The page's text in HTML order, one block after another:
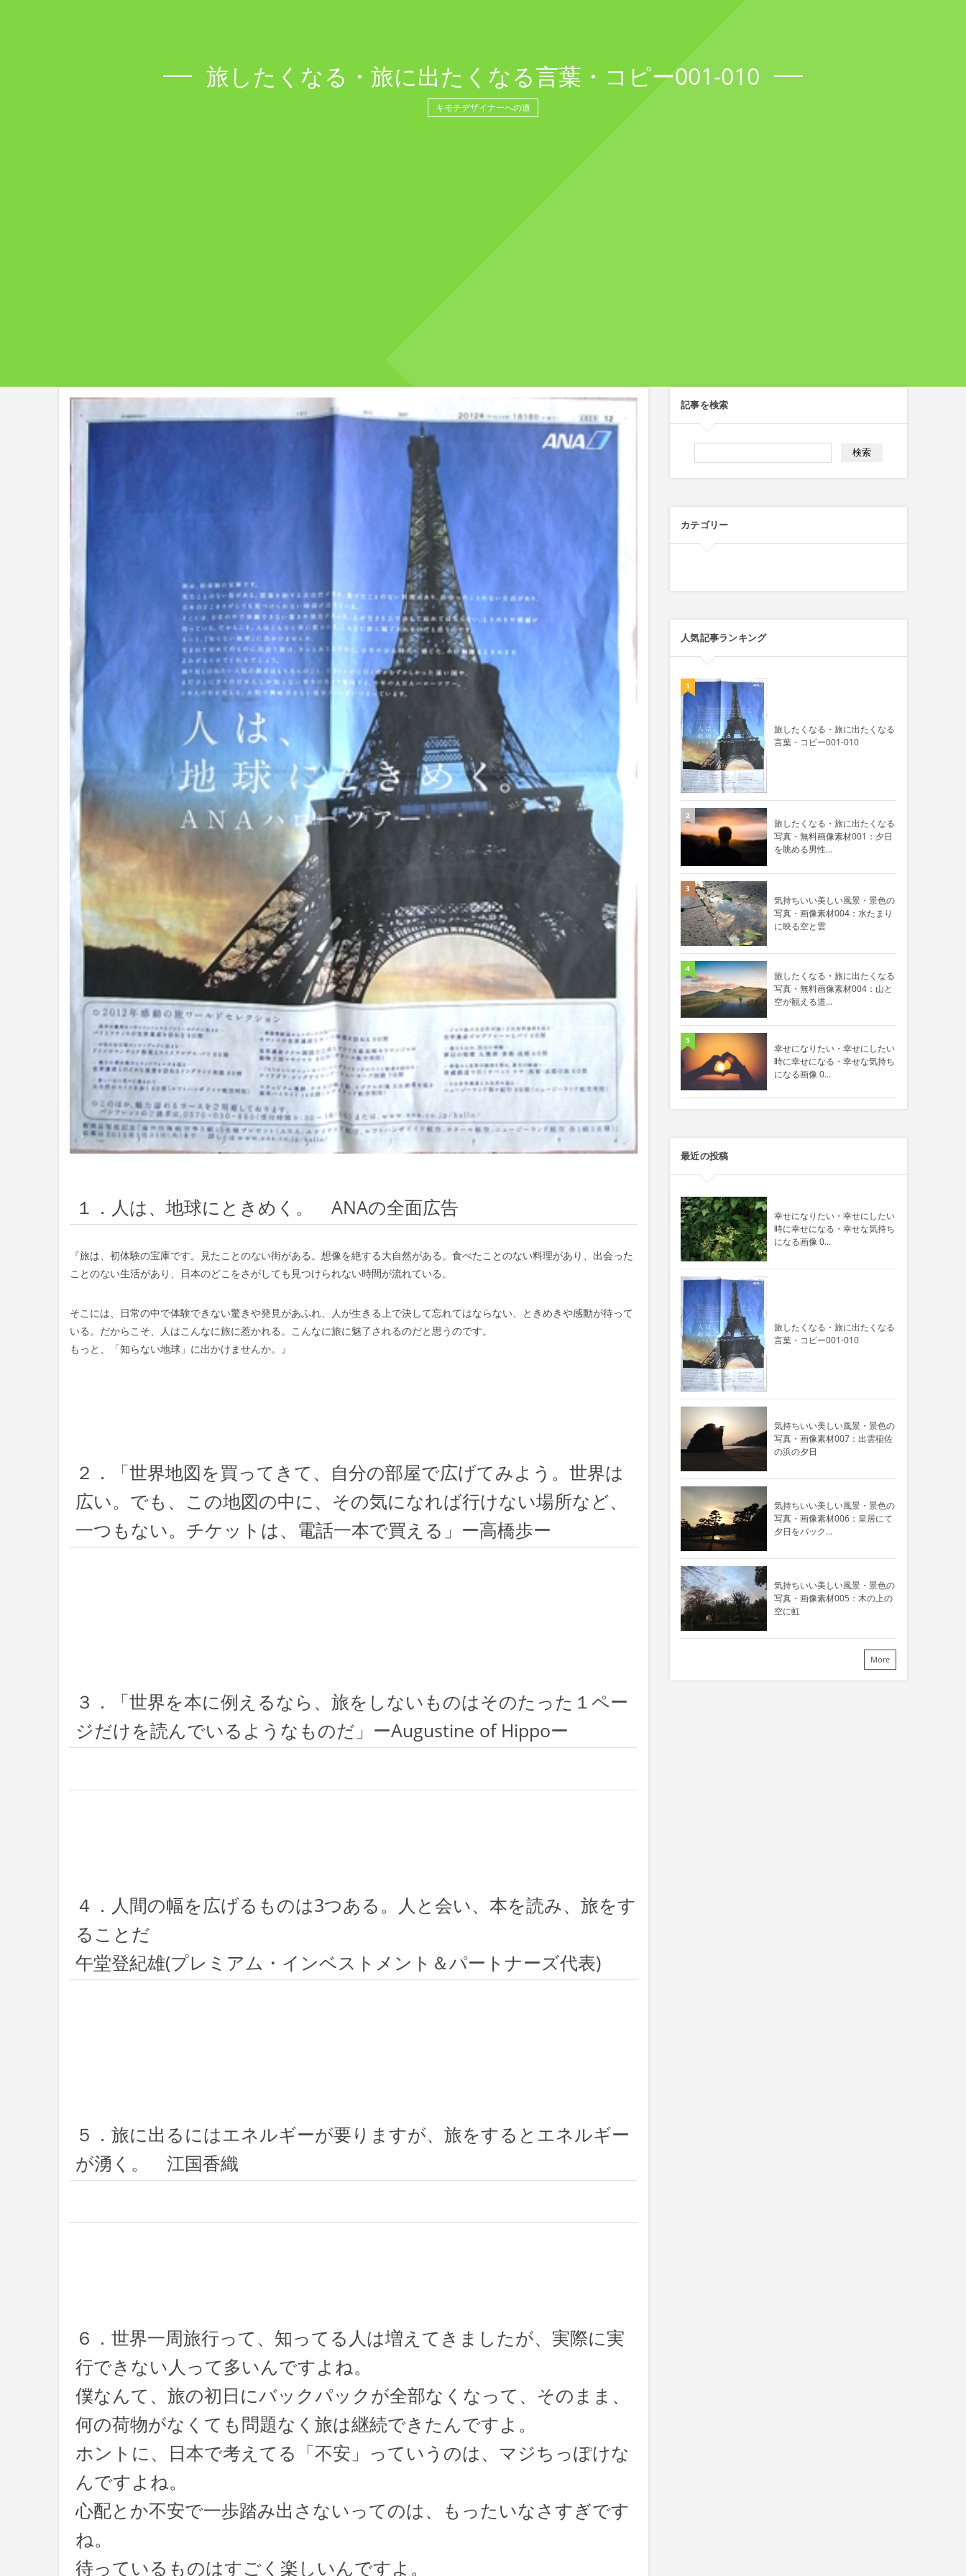
旅したくなる・旅に出たくなる言葉・コピー001-010
キモチデザイナーへの道
１．人は、地球にときめく。 ANAの全面広告
『旅は、初体験の宝庫です。見たことのない街がある。想像を絶する大自然がある。食べたことのない料理があり、出会った
ことのない生活があり、日本のどこをさがしても見つけられない時間が流れている。
そこには、日常の中で体験できない驚きや発見があふれ、人が生きる上で決して忘れてはならない、ときめきや感動が待って
いる。だからこそ、人はこんなに旅に惹かれる。こんなに旅に魅了されるのだと思うのです。
もっと、「知らない地球」に出かけませんか。』
２．「世界地図を買ってきて、自分の部屋で広げてみよう。世界は
広い。でも、この地図の中に、その気になれば行けない場所など、
一つもない。チケットは、電話一本で買える」ー高橋歩ー
３．「世界を本に例えるなら、旅をしないものはそのたった１ペー
ジだけを読んでいるようなものだ」ーAugustine of Hippoー
４．人間の幅を広げるものは3つある。人と会い、本を読み、旅をす
ることだ
午堂登紀雄(プレミアム・インベストメント＆パートナーズ代表)
５．旅に出るにはエネルギーが要りますが、旅をするとエネルギー
が湧く。 江国香織
６．世界一周旅行って、知ってる人は増えてきましたが、実際に実
行できない人って多いんですよね。
僕なんて、旅の初日にバックパックが全部なくなって、そのまま、
何の荷物がなくても問題なく旅は継続できたんですよ。
ホントに、日本で考えてる「不安」っていうのは、マジちっぽけな
んですよね。
心配とか不安で一歩踏み出さないってのは、もったいなさすぎです
ね。
待っているものはすごく楽しいんですよ。
記事を検索
カテゴリー
人気記事ランキング
旅したくなる・旅に出たくなる
言葉・コピー001-010
1
旅したくなる・旅に出たくなる
写真・無料画像素材001：夕日
を眺める男性...
2
気持ちいい美しい風景・景色の
写真・画像素材004：水たまり
に映る空と雲
3
旅したくなる・旅に出たくなる
写真・無料画像素材004：山と
空が観える道...
4
幸せになりたい・幸せにしたい
時に幸せになる・幸せな気持ち
になる画像 0...
5
最近の投稿
幸せになりたい・幸せにしたい
時に幸せになる・幸せな気持ち
になる画像 0...
旅したくなる・旅に出たくなる
言葉・コピー001-010
気持ちいい美しい風景・景色の
写真・画像素材007：出雲稲佐
の浜の夕日
気持ちいい美しい風景・景色の
写真・画像素材006：皇居にて
夕日をバック...
気持ちいい美しい風景・景色の
写真・画像素材005：木の上の
空に虹
More